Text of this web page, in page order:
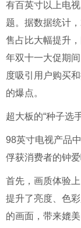
有百英寸以上电
题。据数据统计
售占比大幅提升
年双十一大促期
度吸引用户购买
的爆点。
超大板的“种子选
98英寸电视产品
俘获消费者的钟
首先，画质体验
提升了亮度、色
的画面，带来媲